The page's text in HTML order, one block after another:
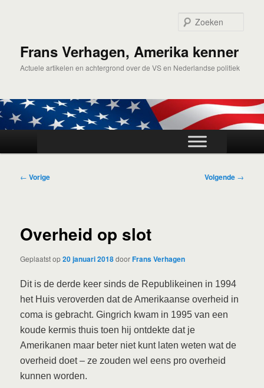
inhoudFrans Verhagen, Amerika kenner
Actuele artikelen en achtergrond over de VS en Nederlandse politiek
Bericht
← Vorige Volgende →
Overheid op slot
Geplaatst op20 januari 2018doorFrans Verhagen
Dit is de derde keer sinds de Republikeinen in 1994
het Huis veroverden dat de Amerikaanse overheid in
coma is gebracht. Gingrich kwam in 1995 van een
koude kermis thuis toen hij ontdekte dat je
Amerikanen maar beter niet kunt laten weten wat de
overheid doet – ze zouden wel eens pro overheid
kunnen worden.